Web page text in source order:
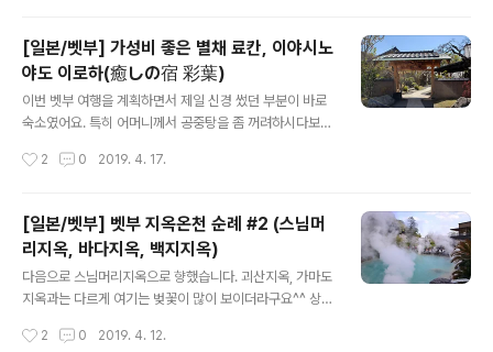
다.사람들이 많을때는 한시간 넘게 기다려야 되는 경우도
있다고 하더라구요..;;그럴땐 바로 옆에 있는 족욕탕을 이용
하면서 기다리시면 될거 같습니다. 다행히 저는 저녁에 가
서 그런지 사람이 별로 없더라구요..^^: 들어오면 일단 어떤
걸 먹을지 골라야 하는데..메뉴가 너무 많아서 고르기 어렵
옥찜모듬, 25번 감자/고구마/단호박, 29번 표고버섯밥을
[일본/벳부] 가성비 좋은 별채 료칸, 이야시노
야도 이로하(癒しの宿 彩葉)
이번 벳부 여행을 계획하면서 제일 신경 썼던 부분이 바로
숙소였어요. 특히 어머니께서 공중탕을 좀 꺼려하시다보니
이 정말 엄청나더라구요. 그러다가 우연히 발견한 곳.. 이야
나.지옥온천 바로 근처이고, 칸나와 2번 버스정류장과 정
말 가깝습니다. 이 길을 이렇게 가다보면 이로하 료칸 입구
가 보이는데.. 차 없이 오셨다면 그냥 이 길을 이용하시는게
낫습니다.처음에는 가파른 언덕길이라 꺼리게 되는데, 이
덕길이거든요 ㅋㅋ 그리고 좁고 가파른 길로 가면 바로 세
2 0 2019. 4. 17.
[일본/벳부] 벳부 지옥온천 순례 #2 (스님머
리지옥, 바다지옥, 백지지옥)
다음으로 스님머리지옥으로 향했습니다. 괴산지옥, 가마도
지옥과는 다르게 여기는 벚꽃이 많이 보이더라구요^^ 상대
번에는 스님머리처럼 올라올때 찍어보려고 연사로 막 찍었
2 0 2019. 4. 12.